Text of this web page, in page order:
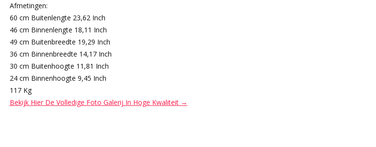
Afmetingen:
60 cm Buitenlengte 23,62 Inch
46 cm Binnenlengte 18,11 Inch
49 cm Buitenbreedte 19,29 Inch
36 cm Binnenbreedte 14,17 Inch
30 cm Buitenhoogte 11,81 Inch
24 cm Binnenhoogte 9,45 Inch
117 Kg
Bekijk Hier De Volledige Foto Galerij In Hoge Kwaliteit →